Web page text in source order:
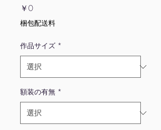
￥0価
格
梱包配送料
作品サイズ *
額装の有無 *